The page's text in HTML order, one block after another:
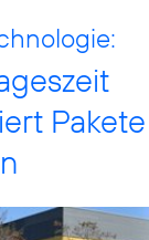
Pakete